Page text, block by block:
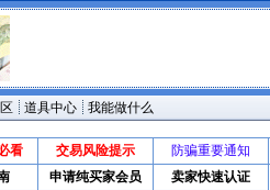
道具中心 我能做什么
看 交易风险提示
防骗重要通知
申请纯买家会员 卖家快速认证